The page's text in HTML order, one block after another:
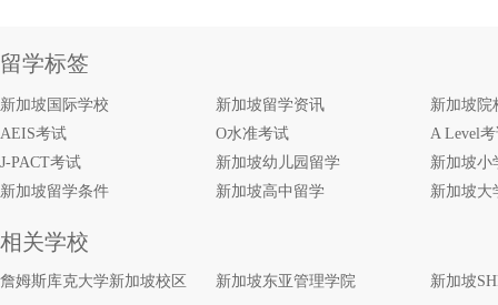
留学标签
新加坡国际学校 新加坡留学资讯
新加坡院
AEIS考试
O水准考试
A Level
J-PACT考试
新加坡幼儿园留学
新加坡小
新加坡留学条件
新加坡高中留学 新加坡大
相关学校
詹姆斯库克大学新加坡校区 新加坡东亚管理学院
新加坡